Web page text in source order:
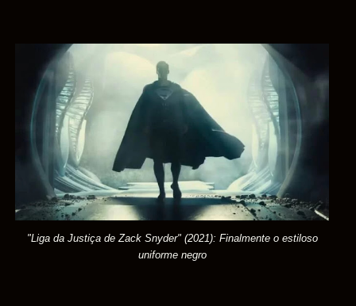
"Liga da Justiça de Zack Snyder" (2021): Finalmente o estiloso
uniforme negro